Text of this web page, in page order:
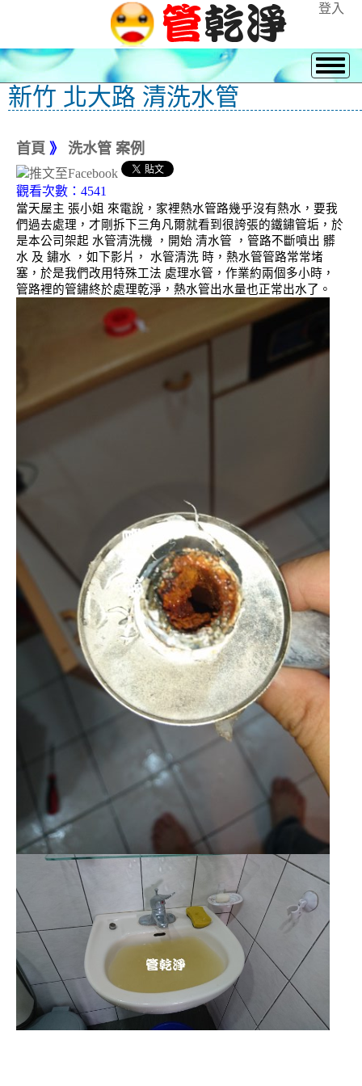
登入
新竹 北大路 清洗水管
首頁 》 洗水管 案例
觀看次數：4541
當天屋主 張小姐 來電說，家裡熱水管路幾乎沒有熱水，要我
們過去處理，才剛拆下三角凡爾就看到很誇張的鐵鏽管垢，於
是本公司架起 水管清洗機 ，開始 清水管 ，管路不斷噴出 髒
水 及 鏽水 ，如下影片， 水管清洗 時，熱水管管路常常堵
塞，於是我們改用特殊工法 處理水管，作業約兩個多小時，
管路裡的管鏽終於處理乾淨，熱水管出水量也正常出水了。